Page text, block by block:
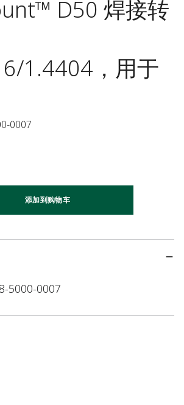
D50 焊接转
1.4404，用于
0007
添加到购物车
5000-0007